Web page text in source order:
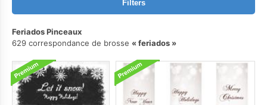
Filters
Feriados Pinceaux
629 correspondance de brosse
feriados